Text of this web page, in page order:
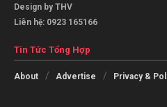
Design by THV
Liên hệ: 0923 165166
Tin Tức Tổng Hợp
About Advertise Privacy &